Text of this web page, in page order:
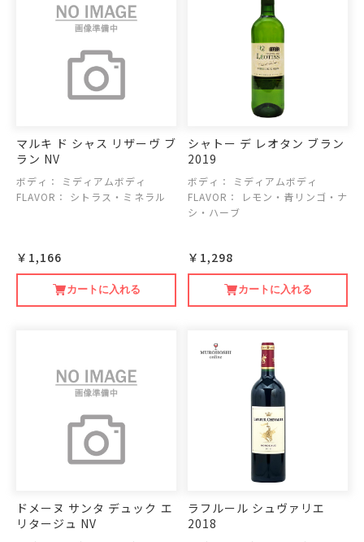
マルキ ド シャス リザーヴ ブ
ラン NV
ボディ：
ミディアムボディ
FLAVOR：
シトラス・ミネラル
￥1,166
カートに入れる
シャトー デ レオタン ブラン
2019
ボディ：
ミディアムボディ
FLAVOR：
レモン・青リンゴ・ナ
シ・ハーブ
￥1,298
カートに入れる
ドメーヌ サンタ デュック エ
リタージュ NV
ラフルール シュヴァリエ
2018